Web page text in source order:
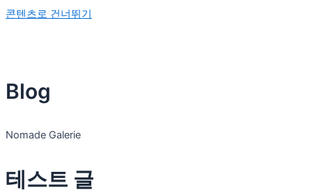
콘텐츠로 건너뛰기
연혁
운영자
소개
입주신청
Blog
Nomade Galerie
테스트 글